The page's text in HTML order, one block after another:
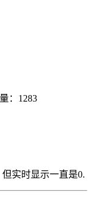
：1283
实时显示一直是0.